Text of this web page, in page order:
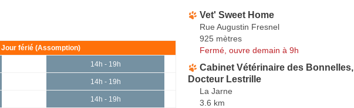
Jour férié (Assomption)
14h - 19h
14h - 19h
14h - 19h
Vet' Sweet Home
Rue Augustin Fresnel
925 mètres
Fermé, ouvre demain à 9h
Cabinet Vétérinaire des Bonnelles,
Docteur Lestrille
La Jarne
3.6 km